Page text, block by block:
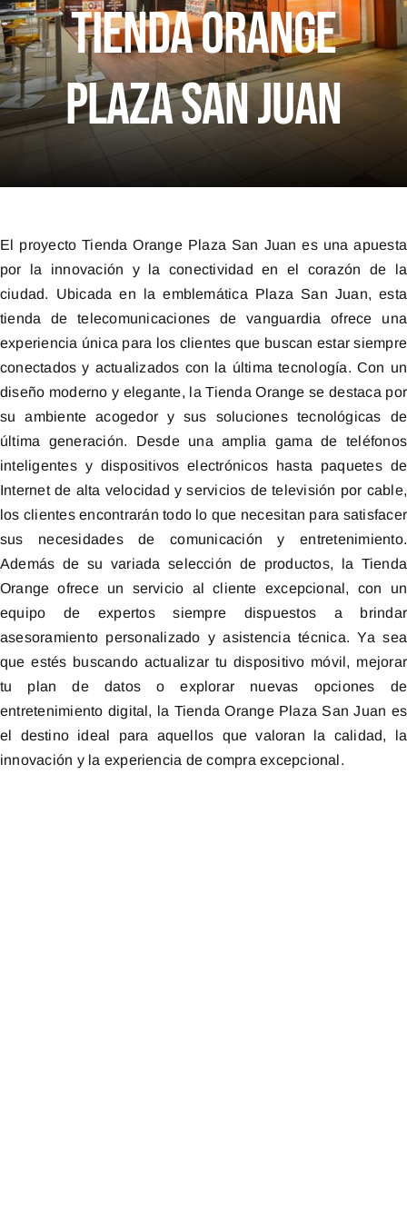
Tienda Orange
Plaza San Juan
El proyecto Tienda Orange Plaza San Juan es una apuesta
por la innovación y la conectividad en el corazón de la
ciudad. Ubicada en la emblemática Plaza San Juan, esta
tienda de telecomunicaciones de vanguardia ofrece una
experiencia única para los clientes que buscan estar siempre
conectados y actualizados con la última tecnología. Con un
diseño moderno y elegante, la Tienda Orange se destaca por
su ambiente acogedor y sus soluciones tecnológicas de
última generación. Desde una amplia gama de teléfonos
inteligentes y dispositivos electrónicos hasta paquetes de
Internet de alta velocidad y servicios de televisión por cable,
los clientes encontrarán todo lo que necesitan para satisfacer
sus necesidades de comunicación y entretenimiento.
Además de su variada selección de productos, la Tienda
Orange ofrece un servicio al cliente excepcional, con un
equipo de expertos siempre dispuestos a brindar
asesoramiento personalizado y asistencia técnica. Ya sea
que estés buscando actualizar tu dispositivo móvil, mejorar
tu plan de datos o explorar nuevas opciones de
entretenimiento digital, la Tienda Orange Plaza San Juan es
el destino ideal para aquellos que valoran la calidad, la
innovación y la experiencia de compra excepcional.